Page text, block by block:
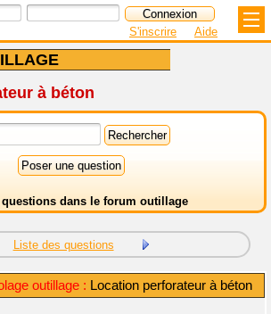
S'inscrire Aide
à béton
questions dans le forum outillage
Liste des questions
outillage : Location perforateur à béton